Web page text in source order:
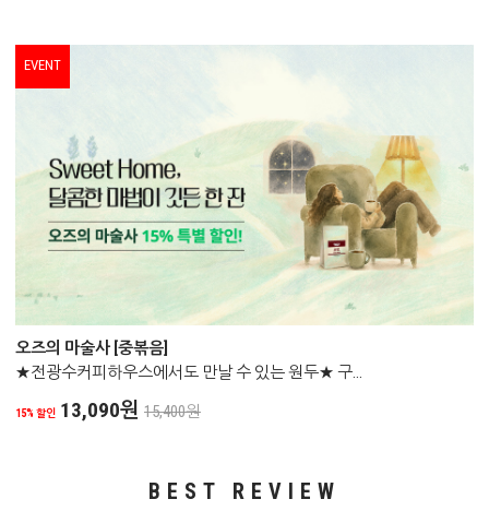
EVENT
오즈의 마술사 [중볶음]
★전광수커피하우스에서도 만날 수 있는 원두★ 구...
15% 할인 13,090원 15,400원
BEST REVIEW